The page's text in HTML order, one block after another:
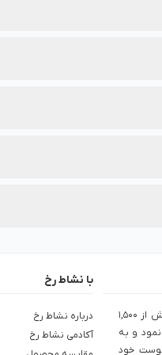
نشاط رخ به‌عنوان فروشگاه اینترنتی زیبایی و سلامت، فعالیت خود را با بیش از 1,500
نمود و به
خود
با نشاط رخ
درباره نشاط رخ
آکادمی نشاط رخ